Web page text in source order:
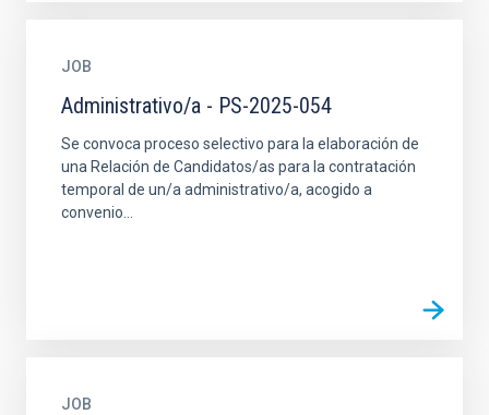
JOB
Administrativo/a - PS-2025-054
Se convoca proceso selectivo para la elaboración de
una Relación de Candidatos/as para la contratación
temporal de un/a administrativo/a, acogido a
convenio...
JOB